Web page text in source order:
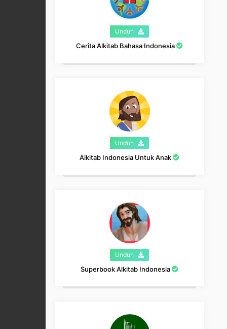
Unduh
Cerita Alkitab Bahasa Indonesia
Unduh
Alkitab Indonesia Untuk Anak
Unduh
Superbook Alkitab Indonesia